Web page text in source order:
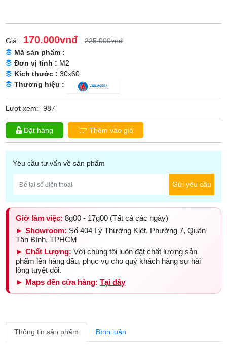
Giá: 170.000vnđ
225.000vnđ
Mã sản phẩm :
Đơn vị tính : M2
Kích thước :30x60
Thương hiệu :
Lượt xem: 987
Đặt hàng Thêm vào giỏ
Yêu cầu tư vấn về sản phẩm
Gửi yêu cầu
Giờ làm việc: 8g00 - 17g00 (Tất cả các ngày)
► Showroom: Số 404 Lý Thường Kiệt, Phường 7, Quận
Tân Bình, TPHCM
► Chất Lượng: Với chúng tôi luôn đặt chất lượng sản
phẩm lên hàng đầu, phục vụ cho quý khách hàng sự hài
lòng tuyệt đối.
► Maps đến cửa hàng: Tại đây
Thông tin sản phẩm Bình luận